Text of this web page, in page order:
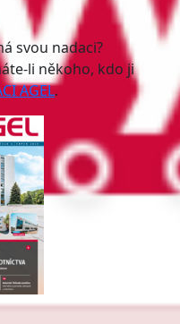
svou nadaci?
li někoho, kdo ji
AGEL.